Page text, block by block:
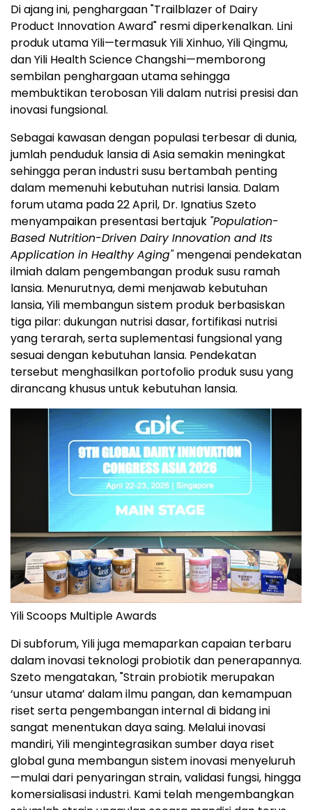
Di ajang ini, penghargaan "Trailblazer of Dairy
Product Innovation Award" resmi diperkenalkan. Lini
produk utama Yili—termasuk Yili Xinhuo, Yili Qingmu,
dan Yili Health Science Changshi—memborong
sembilan penghargaan utama sehingga
membuktikan terobosan Yili dalam nutrisi presisi dan
inovasi fungsional.
Sebagai kawasan dengan populasi terbesar di dunia,
jumlah penduduk lansia di Asia semakin meningkat
sehingga peran industri susu bertambah penting
dalam memenuhi kebutuhan nutrisi lansia. Dalam
forum utama pada 22 April, Dr. Ignatius Szeto
menyampaikan presentasi bertajuk "Population-
Based Nutrition-Driven Dairy Innovation and Its
Application in Healthy Aging"mengenai pendekatan
ilmiah dalam pengembangan produk susu ramah
lansia. Menurutnya, demi menjawab kebutuhan
lansia, Yili membangun sistem produk berbasiskan
tiga pilar: dukungan nutrisi dasar, fortifikasi nutrisi
yang terarah, serta suplementasi fungsional yang
sesuai dengan kebutuhan lansia. Pendekatan
tersebut menghasilkan portofolio produk susu yang
dirancang khusus untuk kebutuhan lansia.
Yili Scoops Multiple Awards
Di subforum, Yili juga memaparkan capaian terbaru
dalam inovasi teknologi probiotik dan penerapannya.
Szeto mengatakan, "Strain probiotik merupakan
‘unsur utama’ dalam ilmu pangan, dan kemampuan
riset serta pengembangan internal di bidang ini
sangat menentukan daya saing. Melalui inovasi
mandiri, Yili mengintegrasikan sumber daya riset
global guna membangun sistem inovasi menyeluruh
—mulai dari penyaringan strain, validasi fungsi, hingga
komersialisasi industri. Kami telah mengembangkan